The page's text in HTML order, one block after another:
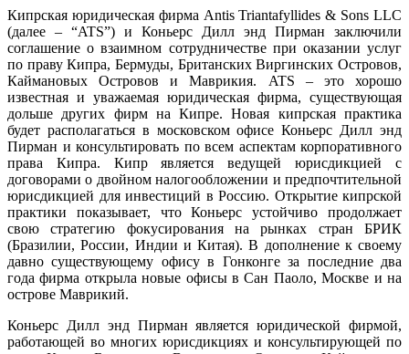
Кипрская юридическая фирма Antis Triantafyllides & Sons LLC
(далее – “ATS”) и Коньерс Дилл энд Пирман заключили
соглашение о взаимном сотрудничестве при оказании услуг
по праву Кипра, Бермуды, Британских Виргинских Островов,
Каймановых Островов и Маврикия. ATS – это хорошо
известная и уважаемая юридическая фирма, существующая
дольше других фирм на Кипре. Новая кипрская практика
будет располагаться в московском офисе Коньерс Дилл энд
Пирман и консультировать по всем аспектам корпоративного
права Кипра. Кипр является ведущей юрисдикцией с
договорами о двойном налогообложении и предпочтительной
юрисдикцией для инвестиций в Россию. Открытие кипрской
практики показывает, что Коньерс устойчиво продолжает
свою стратегию фокусирования на рынках стран БРИК
(Бразилии, России, Индии и Китая). В дополнение к своему
давно существующему офису в Гонконге за последние два
года фирма открыла новые офисы в Сан Паоло, Москве и на
острове Маврикий.
Коньерс Дилл энд Пирман является юридической фирмой,
работающей во многих юрисдикциях и консультирующей по